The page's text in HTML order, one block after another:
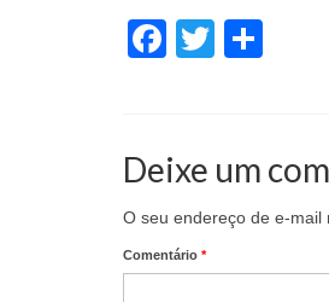
Facebook
Twitter
Deixe um
O seu endereço de e-mail
Comentário *